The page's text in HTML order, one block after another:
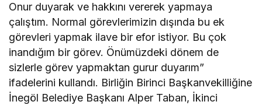
Onur duyarak ve hakkını vererek yapmaya
çalıştım. Normal görevlerimizin dışında bu ek
görevleri yapmak ilave bir efor istiyor. Bu çok
inandığım bir görev. Önümüzdeki dönem de
sizlerle görev yapmaktan gurur duyarım”
ifadelerini kullandı. Birliğin Birinci Başkanvekilliğine
İnegöl Belediye Başkanı Alper Taban, İkinci